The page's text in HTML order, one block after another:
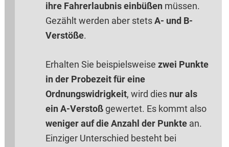
ihre Fahrerlaubnis einbüßen müssen.
Gezählt werden aber stetsA- und B-
Verstöße.
Erhalten Sie beispielsweise zwei Punkte
in der Probezeit für eine
Ordnungswidrigkeit, wird dies nur als
ein A-Verstoßgewertet. Es kommt also
weniger auf die Anzahl der Punktean.
Einziger Unterschied besteht bei